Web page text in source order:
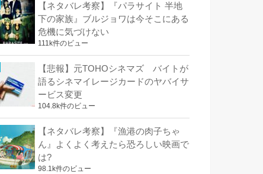
【ネタバレ考察】『パラサイト 半地
下の家族』ブルジョワは今そこにある
危機に気づけない
111k件のビュー
【悲報】元TOHOシネマズ バイトが
語るシネマイレージカードのヤバイサ
ービス変更
104.8k件のビュー
【ネタバレ考察】『漁港の肉子ちゃ
ん』よくよく考えたら恐ろしい映画で
は?
98.1k件のビュー